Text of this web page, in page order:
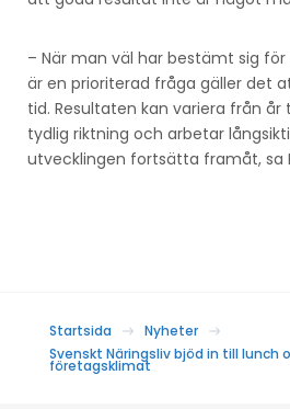
– När man väl har bestämt sig
är en prioriterad fråga gäller det
tid. Resultaten kan variera från
tydlig riktning och arbetar
utvecklingen fortsätta framåt, sa
Startsida
Nyheter
Svenskt Näringsliv bjöd in till lunch
företagsklimat